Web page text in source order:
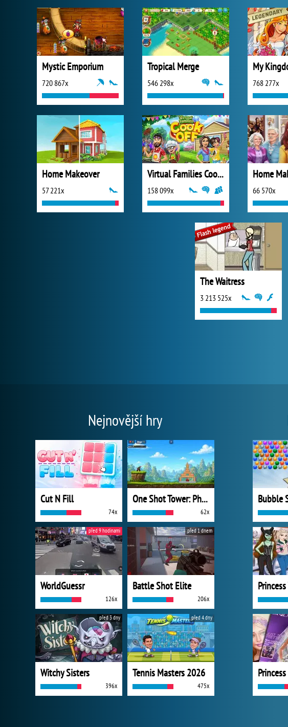
Mystic Emporium
720 867x
Tropical Merge
546 298x 768 277x
Home Makeover
57 221x
Virtual Families Cook Off
158 099x 66 570x
The Waitress
3 213 525x
Nejnovější hry
Cut N Fill
74x
One Shot Tower: Physics Destroyer
62x
WorldGuessr
126x
před 9 hodinami
Battle Shot Elite
206x
před 1 dnem
Witchy Sisters
396x
před 3 dny
Tennis Masters 2026
475x
před 4 dny